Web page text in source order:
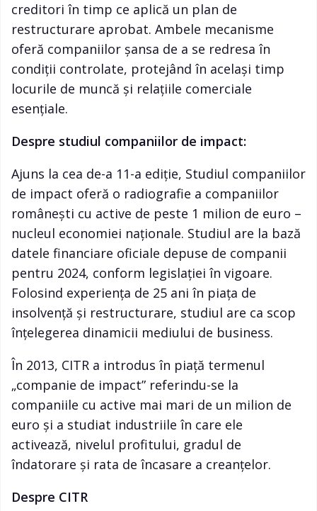
creditori în timp ce aplică un plan de
restructurare aprobat. Ambele mecanisme
oferă companiilor șansa de a se redresa în
condiții controlate, protejând în același timp
locurile de muncă și relațiile comerciale
esențiale.
Despre studiul companiilor de impact:
Ajuns la cea de-a 11-a ediție, Studiul companiilor
de impact oferă o radiografie a companiilor
românești cu active de peste 1 milion de euro –
nucleul economiei naționale. Studiul are la bază
datele financiare oficiale depuse de companii
pentru 2024, conform legislației în vigoare.
Folosind experiența de 25 ani în piața de
insolvență și restructurare, studiul are ca scop
înțelegerea dinamicii mediului de business.
În 2013, CITR a introdus în piață termenul
„companie de impact” referindu-se la
companiile cu active mai mari de un milion de
euro și a studiat industriile în care ele
activează, nivelul profitului, gradul de
îndatorare și rata de încasare a creanțelor.
Despre CITR